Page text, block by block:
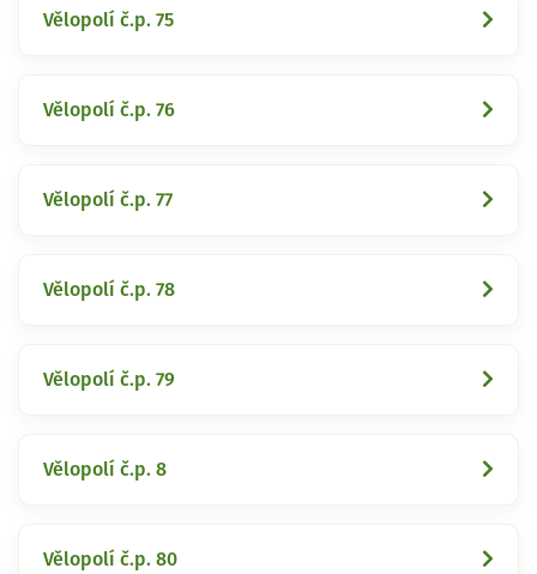
Vělopolí č.p. 75
Vělopolí č.p. 76
Vělopolí č.p. 77
Vělopolí č.p. 78
Vělopolí č.p. 79
Vělopolí č.p. 8
Vělopolí č.p. 80